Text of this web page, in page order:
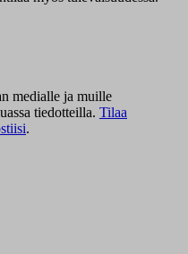
medialle ja muille
tiedotteilla. Tilaa
.